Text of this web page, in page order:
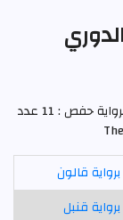
سورة الضحى مكية | رقم السورة: 93 - عدد آياتها برواية حفص : 11 عدد
برواية قالون
برواية قنبل